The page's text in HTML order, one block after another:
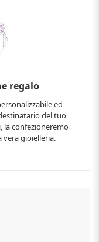
regalo
ed
del tuo
la confezioneremo
vera gioielleria.